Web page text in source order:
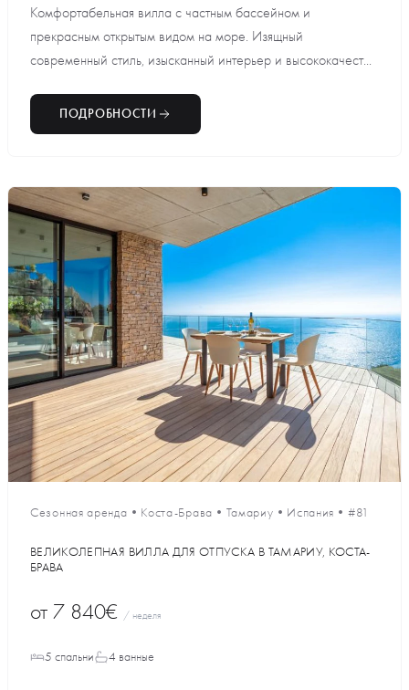
Комфортабельная вилла с частным бассейном и
прекрасным открытым видом на море. Изящный
современный стиль, изысканный интерьер и высококачест...
ПОДРОБНОСТИ
Сезонная аренда • Коста-Брава • Тамариу • Испания • #81
ВЕЛИКОЛЕПНАЯ ВИЛЛА ДЛЯ ОТПУСКА В ТАМАРИУ, КОСТА-
БРАВА
от 7 840€ / неделя
5 спальни 4 ванные